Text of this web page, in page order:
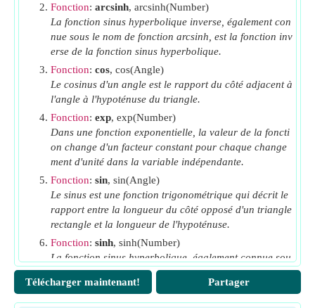
N Nombre d'unités d'éclairage par projecteurs
n Indice de réfraction du milieu 1
n2 Indice de réfraction du milieu 2
Pin La puissance d'entrée
Pλ Facteur de réflexion spectrale
rλ Perte de réflexion
S.C. Consommation spécifique
Tλ Facteur de transmission spectrale
UF Facteur d'utilisation
V λ Valeur d'efficacité photopique
x Longueur du trajet (Mètre)
α Coefficient d'absorption
β Coefficient d'absorption par concentration
θ Angle d'éclairage
θiAngle d'incidence (Degré)
Fonction: arcsinh, arcsinh(Number)
La fonction sinus hyperbolique inverse, également con
nue sous le nom de fonction arcsinh, est la fonction inv
erse de la fonction sinus hyperbolique.
Fonction: cos, cos(Angle)
Le cosinus d'un angle est le rapport du côté adjacent à
l'angle à l'hypoténuse du triangle.
Fonction: exp, exp(Number)
Dans une fonction exponentielle, la valeur de la foncti
on change d'un facteur constant pour chaque change
ment d'unité dans la variable indépendante.
Fonction: sin, sin(Angle)
Le sinus est une fonction trigonométrique qui décrit le
rapport entre la longueur du côté opposé d'un triangle
rectangle et la longueur de l'hypoténuse.
Fonction: sinh, sinh(Number)
La fonction sinus hyperbolique, également connue sou
s le nom de fonction sinh, est une fonction mathématiq
ue définie comme l'analogue hyperbolique de la foncti
on sinus.
Télécharger maintenant! Partager